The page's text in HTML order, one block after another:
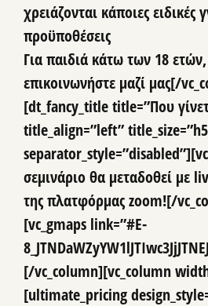
χρειάζονται κάποιες ειδικές
προϋποθέσεις
Για παιδιά κάτω των 18
επικοινωνήστε μαζί μας[/
[dt_fancy_title title=”Που
title_align=”left”
σεμινάριο θα μεταδοθεί με
της πλατφόρμας zoom![/
[vc_gmaps link=”#E-
[/vc_column][vc_column
[ultimate_pricing